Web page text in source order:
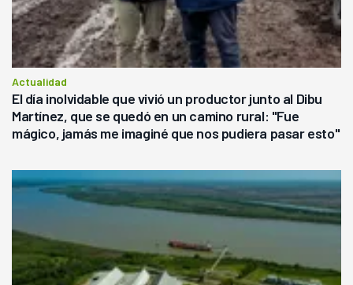
Actualidad
El día inolvidable que vivió un productor junto al Dibu
Martínez, que se quedó en un camino rural: "Fue
mágico, jamás me imaginé que nos pudiera pasar esto"